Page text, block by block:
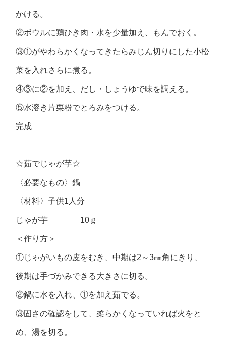
かける。
②ボウルに鶏ひき肉・水を少量加え、もんでおく。
③①がやわらかくなってきたらみじん切りにした小松
菜を入れさらに煮る。
④③に②を加え、だし・しょうゆで味を調える。
⑤水溶き片栗粉でとろみをつける。
完成
☆茹でじゃが芋☆
〈必要なもの〉鍋
〈材料〉子供1人分
じゃが芋 10ｇ
＜作り方＞
①じゃがいもの皮をむき、中期は2～3㎜角にきり、
後期は手づかみできる大きさに切る。
②鍋に水を入れ、①を加え茹でる。
③固さの確認をして、柔らかくなっていれば火をと
め、湯を切る。